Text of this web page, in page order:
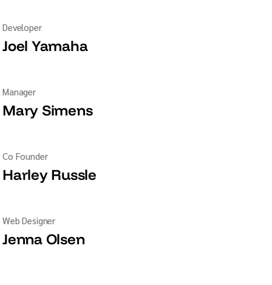
Developer
Joel Yamaha
Manager
Mary Simens
Co Founder
Harley Russle
Web Designer
Jenna Olsen